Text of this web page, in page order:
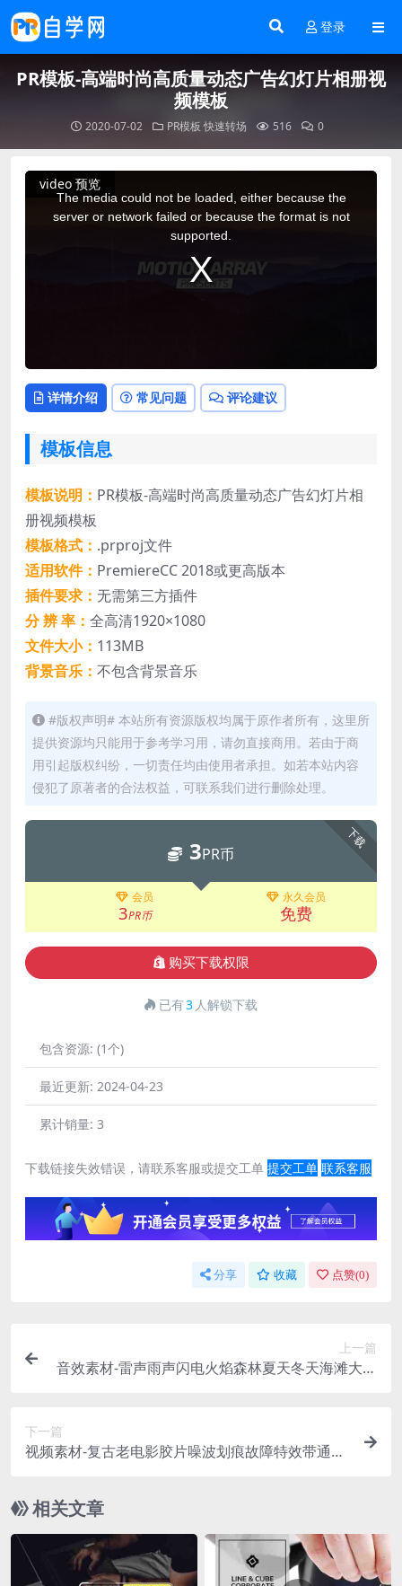
登录
PR模板-高端时尚高质量动态广告幻灯片相册视
频模板
2020-07-02 PR模板 快速转场 516 0
video 预览
This
The media could not be loaded, either because the
server or network failed or because the format is not
supported.
详情介绍 常见问题 评论建议
模板信息
模板说明： PR模板-高端时尚高质量动态广告幻灯片相
册视频模板
模板格式： .prproj文件
适用软件： PremiereCC 2018或更高版本
插件要求： 无需第三方插件
分 辨 率： 全高清1920×1080
文件大小： 113MB
背景音乐： 不包含背景音乐
#版权声明# 本站所有资源版权均属于原作者所有，这里所
提供资源均只能用于参考学习用，请勿直接商用。若由于商
用引起版权纠纷，一切责任均由使用者承担。如若本站内容
侵犯了原著者的合法权益，可联系我们进行删除处理。
下载
3PR币
会员
3PR币
永久会员
免费
购买下载权限
已有3 人解锁下载
包含资源: (1个)
最近更新: 2024-04-23
累计销量: 3
下载链接失效错误，请联系客服或提交工单 提交工单 联系客服
分享 收藏 点赞(0)
上一篇
音效素材-雷声雨声闪电火焰森林夏天冬天海滩大海
下一篇
视频素材-复古老电影胶片噪波划痕故障特效带通道
相关文章